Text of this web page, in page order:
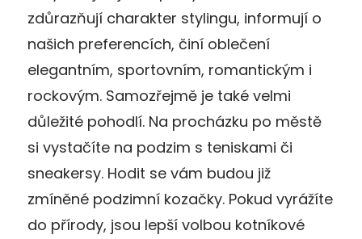
zdůrazňují charakter stylingu, informují o
našich preferencích, činí oblečení
elegantním, sportovním, romantickým i
rockovým. Samozřejmě je také velmi
důležité pohodlí. Na procházku po městě
si vystačíte na podzim s teniskami či
sneakersy. Hodit se vám budou již
zmíněné podzimní kozačky. Pokud vyrážíte
do přírody, jsou lepší volbou kotníkové